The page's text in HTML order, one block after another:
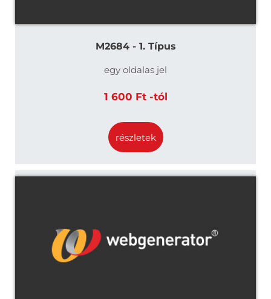
M2684 - 1. Típus
egy oldalas jel
1 600 Ft -tól
részletek